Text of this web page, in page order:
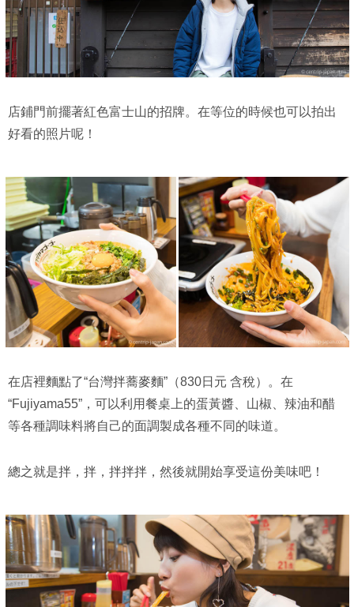
店鋪門前擺著紅色富士山的招牌。在等位的時候也可以拍出
好看的照片呢！
在店裡麵點了“台灣拌蕎麥麵”（830日元 含稅）。在
“Fujiyama55”，可以利用餐桌上的蛋黃醬、山椒、辣油和醋
等各種調味料將自己的面調製成各種不同的味道。
總之就是拌，拌，拌拌拌，然後就開始享受這份美味吧！